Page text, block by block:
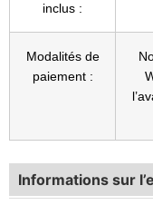
inclus :
Modalités de
paiement :
Informations sur